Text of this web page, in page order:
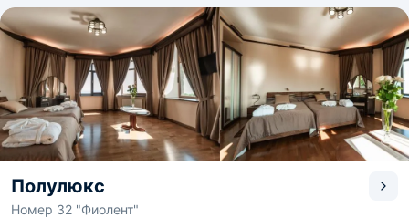
Полулюкс
Номер 32 "Фиолент"